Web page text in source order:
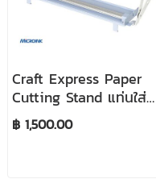
Craft Express Paper
Cutting Stand แท่นใส่
วัสดุม้วน ขนาด
585.17x233.05x33 mm
฿ 1,500.00